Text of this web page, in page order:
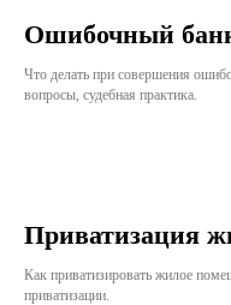
Ошибочный
Что делать при совершения
вопросы, судебная практика.
Приватизация
Как приватизировать жилое
приватизации.